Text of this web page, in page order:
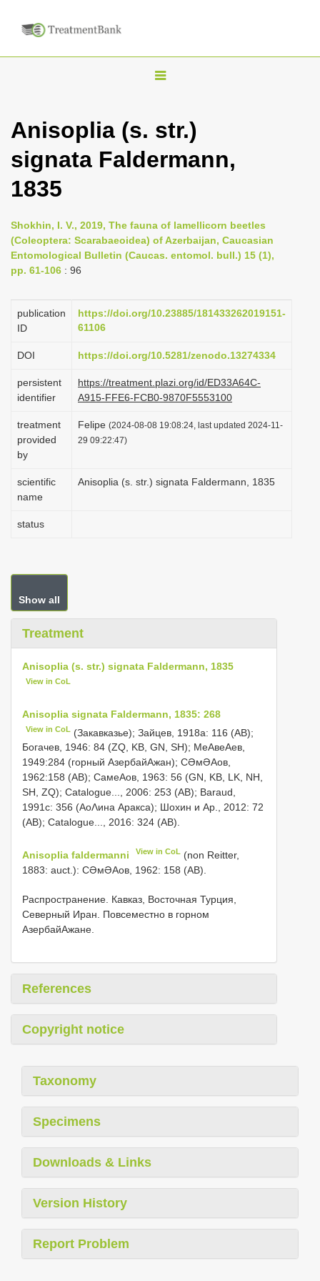
T
g
l
v
i
t
o
Anisoplia (s. str.)
signata Faldermann,
1835
Shokhin, I. V., 2019, The fauna of lamellicorn beetles
(Coleoptera: Scarabaeoidea) of Azerbaijan, Caucasian
Entomological Bulletin (Caucas. entomol. bull.) 15 (1),
pp. 61-106 : 96
publication
ID
https://doi.org/10.23885/181433262019151-
61106
DOI https://doi.org/10.5281/zenodo.13274334
persistent
identifier
https://treatment.plazi.org/id/ED33A64C-
A915-FFE6-FCB0-9870F5553100
treatment
provided
by
Felipe (2024-08-08 19:08:24, last updated 2024-11-
29 09:22:47)
scientific
name
Anisoplia (s. str.) signata Faldermann, 1835
status
Show all
Treatment
Anisoplia (s. str.) signata Faldermann, 1835
View in CoL
Anisoplia signata Faldermann, 1835: 268
View in CoL (Закавказье); Зайцев, 1918a: 116 (AB);
Богачев, 1946: 84 (ZQ, KB, GN, SH); МеΑвеΑев,
1949:284 (горный АзербайΑжан); СƏмƏΑов,
1962:158 (AB); СамеΑов, 1963: 56 (GN, KB, LK, NH,
SH, ZQ); Catalogue..., 2006: 253 (AB); Baraud,
1991с: 356 (ΑоΛина Аракса); Шохин и Αр., 2012: 72
(AB); Catalogue..., 2016: 324 (AB).
Anisoplia faldermanni View in CoL (non Reitter,
1883: auct.): СƏмƏΑов, 1962: 158 (AB).
Распространение. Кавказ, Восточная Турция,
Северный Иран. Повсеместно в горном
АзербайΑжане.
References
Copyright notice
Taxonomy
Specimens
Downloads & Links
Version History
Report Problem